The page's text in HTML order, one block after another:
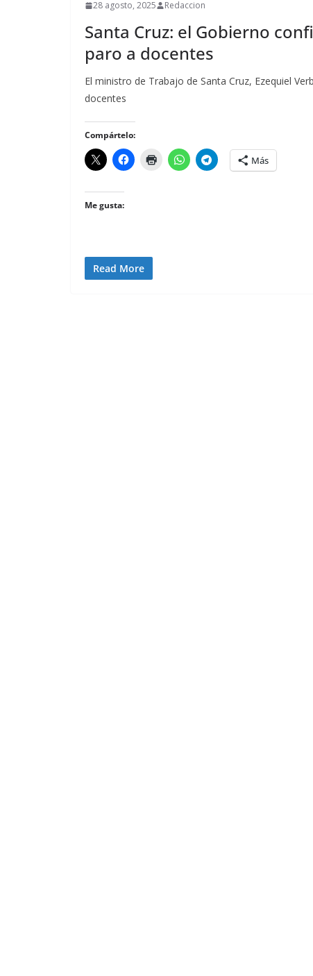
28 agosto, 2025 Redaccion
Santa Cruz: el Gobierno
paro a docentes
El ministro de Trabajo de Santa Cruz, Ezequiel
docentes
Compártelo:
Más
Me gusta:
Read More